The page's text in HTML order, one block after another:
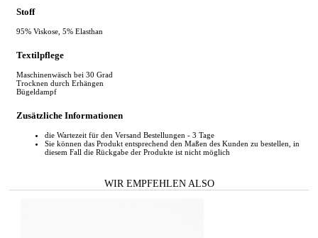
Stoff
95% Viskose, 5% Elasthan
Textilpflege
Maschinenwäsch bei 30 Grad
Trocknen durch Erhängen
Bügeldampf
Zusätzliche Informationen
die Wartezeit für den Versand Bestellungen - 3 Tage
Sie können das Produkt entsprechend den Maßen des Kunden zu bestellen, in
diesem Fall die Rückgabe der Produkte ist nicht möglich
WIR EMPFEHLEN ALSO